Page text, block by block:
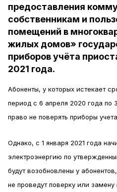
предоставления
собственникам и
помещений в
жилых домов»
приборов учёта
2021 года.
Абоненты, у которых истекает
период с 6 апреля 2020 года по
право не поверять приборы
Однако, с 1 января 2021 года
электроэнергию по
будут возобновлены у
не проведут поверку или замену